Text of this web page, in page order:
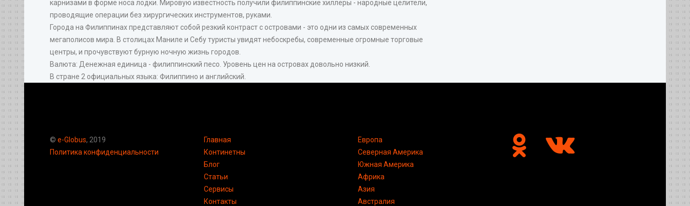
карнизами в форме носа лодки. Мировую известность получили филиппинские хиллеры - народные целители,
проводящие операции без хирургических инструментов, руками.
Города на Филиппинах представляют собой резкий контраст с островами - это одни из самых современных
мегаполисов мира. В столицах Маниле и Себу туристы увидят небоскребы, современные огромные торговые
центры, и прочувствуют бурную ночную жизнь городов.
Валюта: Денежная единица - филиппинский песо. Уровень цен на островах довольно низкий.
В стране 2 официальных языка: Филиппино и английский.
© e-Globus, 2019
Политика конфиденциальности
Главная
Континетны
Блог
Статьи
Сервисы
Контакты
Европа
Северная Америка
Южная Америка
Африка
Азия
Австралия